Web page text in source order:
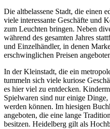
Die altbelassene Stadt, die einen
viele interessante Geschäfte und
zum Leuchten bringen. Neben
während des gesamten Jahres
und Einzelhändler, in denen
erschwinglichen Preisen
In der Kleinstadt, die ein
tummeln sich viele kuriose
es hier viel zu entdecken.
Spielwaren sind nur einige
werden können. Im hiesigen
angeboten, die eine lange
besitzen. Heidelberg gilt als